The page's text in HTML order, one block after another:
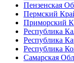
Пензенская
Пермский
Приморский
Республика
Республика
Республика
Самарская